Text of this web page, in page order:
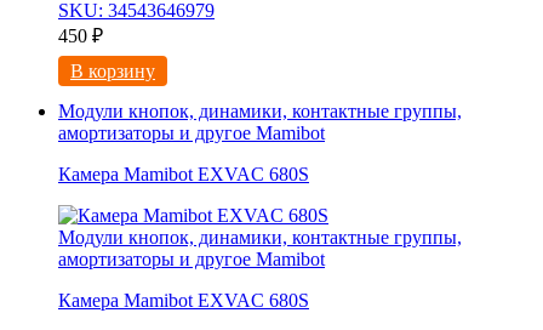
SKU: 34543646979
450 ₽
В корзину
Модули кнопок, динамики, контактные группы,
амортизаторы и другое Mamibot
Камера Mamibot EXVAC 680S
Модули кнопок, динамики, контактные группы,
амортизаторы и другое Mamibot
Камера Mamibot EXVAC 680S